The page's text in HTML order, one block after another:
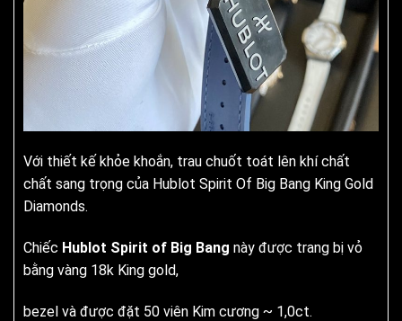
Với thiết kế khỏe khoắn, trau chuốt toát lên khí chất
chất sang trọng của Hublot Spirit Of Big Bang King Gold
Diamonds.
Chiếc Hublot Spirit of Big Bang này được trang bị vỏ
bằng vàng 18k King gold,
bezel và được đặt 50 viên Kim cương ~ 1,0ct.